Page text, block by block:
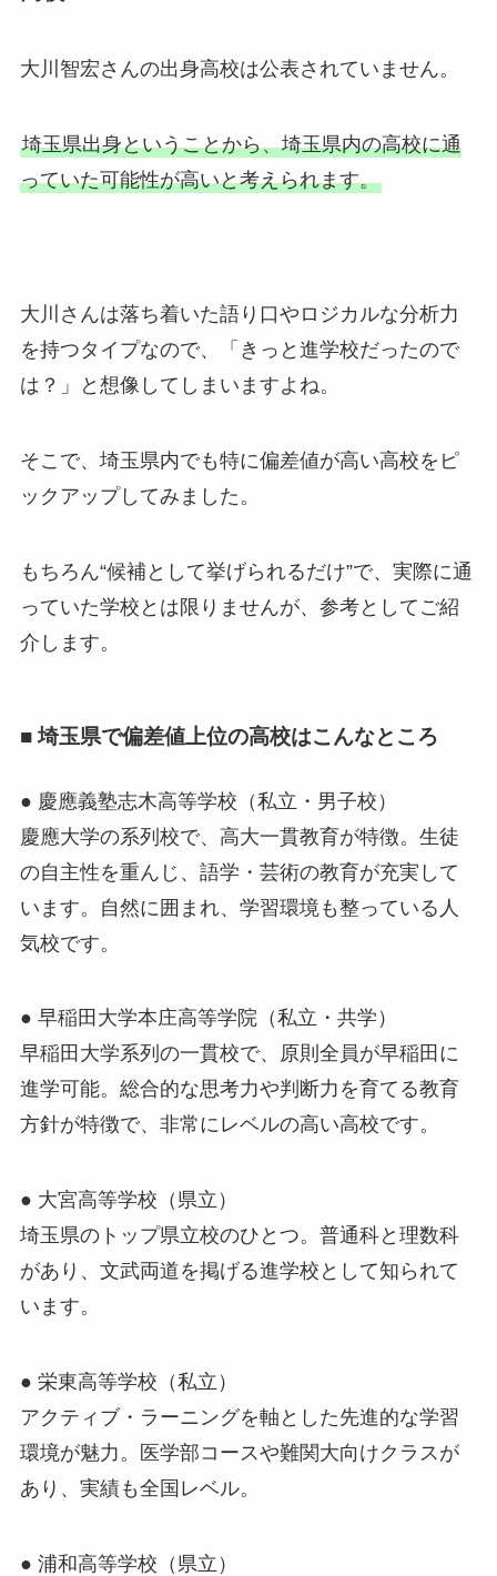
大川智宏さんの出身高校は公表されていません。
埼玉県出身ということから、埼玉県内の高校に通
っていた可能性が高いと考えられます。
大川さんは落ち着いた語り口やロジカルな分析力
を持つタイプなので、「きっと進学校だったので
は？」と想像してしまいますよね。
そこで、埼玉県内でも特に偏差値が高い高校をピ
ックアップしてみました。
もちろん“候補として挙げられるだけ”で、実際に通
っていた学校とは限りませんが、参考としてご紹
介します。
■ 埼玉県で偏差値上位の高校はこんなところ
● 慶應義塾志木高等学校（私立・男子校）
慶應大学の系列校で、高大一貫教育が特徴。生徒
の自主性を重んじ、語学・芸術の教育が充実して
います。自然に囲まれ、学習環境も整っている人
気校です。
● 早稲田大学本庄高等学院（私立・共学）
早稲田大学系列の一貫校で、原則全員が早稲田に
進学可能。総合的な思考力や判断力を育てる教育
方針が特徴で、非常にレベルの高い高校です。
● 大宮高等学校（県立）
埼玉県のトップ県立校のひとつ。普通科と理数科
があり、文武両道を掲げる進学校として知られて
います。
● 栄東高等学校（私立）
アクティブ・ラーニングを軸とした先進的な学習
環境が魅力。医学部コースや難関大向けクラスが
あり、実績も全国レベル。
● 浦和高等学校（県立）